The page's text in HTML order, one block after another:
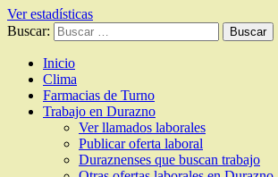
Ver estadísticas
Buscar:
Inicio
Clima
Farmacias de Turno
Trabajo en Durazno
Ver llamados laborales
Publicar oferta laboral
Duraznenses que buscan trabajo